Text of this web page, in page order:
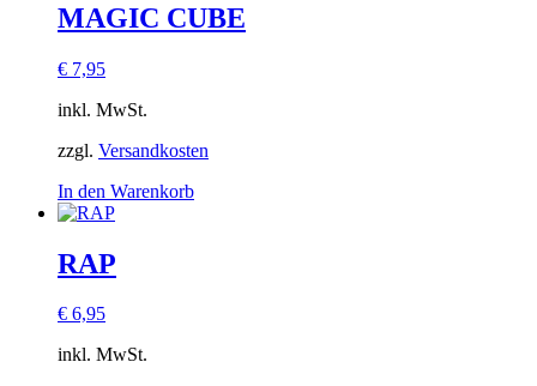
MAGIC CUBE
€ 7,95
inkl. MwSt.
zzgl. Versandkosten
In den Warenkorb
RAP
€ 6,95
inkl. MwSt.